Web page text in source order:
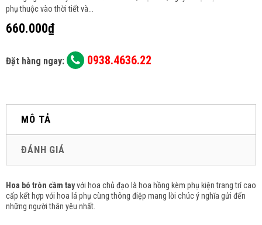
phụ thuộc vào thời tiết và...
660.000₫
Đặt hàng ngay: 0938.4636.22
MÔ TẢ
ĐÁNH GIÁ
Hoa bó tròn cầm tayvới hoa chủ đạo là hoa hồng kèm phụ kiện trang trí cao
cấp kết hợp với hoa lá phụ cùng thông điệp mang lời chúc ý nghĩa gửi đến
những người thân yêu nhất.